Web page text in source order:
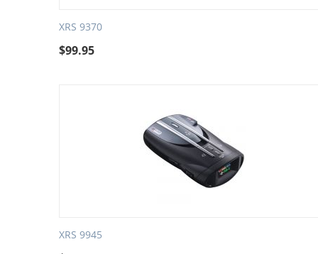
XRS 9370
$99.95
XRS 9945